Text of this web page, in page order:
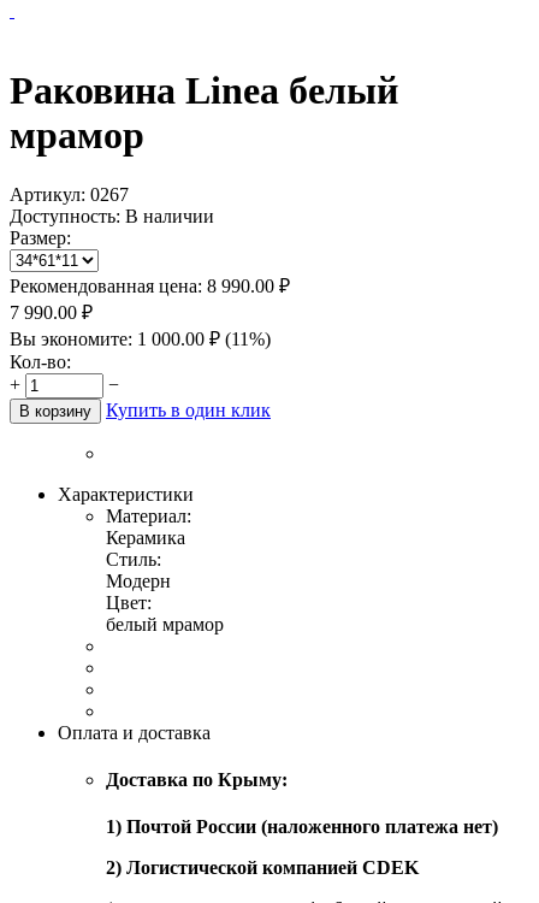
Раковина Linea белый
мрамор
Артикул: 0267
Доступность: В наличии
Размер:
Рекомендованная цена: 8 990.00 ₽
7 990.00 ₽
Вы экономите: 1 000.00 ₽ (11%)
Кол-во:
+
−
В корзину Купить в один клик
Характеристики
Материал:
Керамика
Стиль:
Модерн
Цвет:
белый мрамор
Оплата и доставка
Доставка по Крыму:
1) Почтой России (наложенного платежа нет)
2) Логистической компанией CDEK